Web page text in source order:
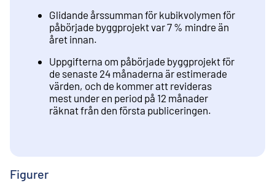
Glidande årssumman för kubikvolymen för
påbörjade byggprojekt var 7 % mindre än
året innan.
Uppgifterna om påbörjade byggprojekt för
de senaste 24 månaderna är estimerade
värden, och de kommer att revideras
mest under en period på 12 månader
räknat från den första publiceringen.
Figurer